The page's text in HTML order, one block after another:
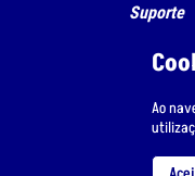
Suporte
Ao